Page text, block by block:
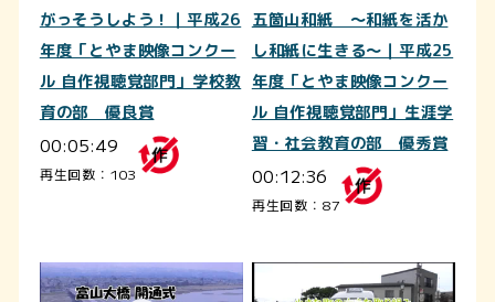
がっそうしよう！｜平成26
年度「とやま映像コンクー
ル 自作視聴覚部門」学校教
育の部 優良賞
00:05:49
再生回数：103
五箇山和紙 ～和紙を活か
し和紙に生きる～｜平成25
年度「とやま映像コンクー
ル 自作視聴覚部門」生涯学
習・社会教育の部 優秀賞
00:12:36
再生回数：87